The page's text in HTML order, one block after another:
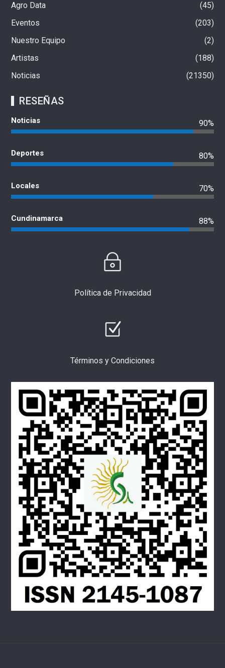
Agro Data
45
Eventos
203
Nuestro Equipo
2
Artistas
188
Noticias
21350
RESEÑAS
Noticias 90%
Deportes 80%
Locales 70%
Cundinamarca 88%
Política de Privacidad
Términos y Condiciones